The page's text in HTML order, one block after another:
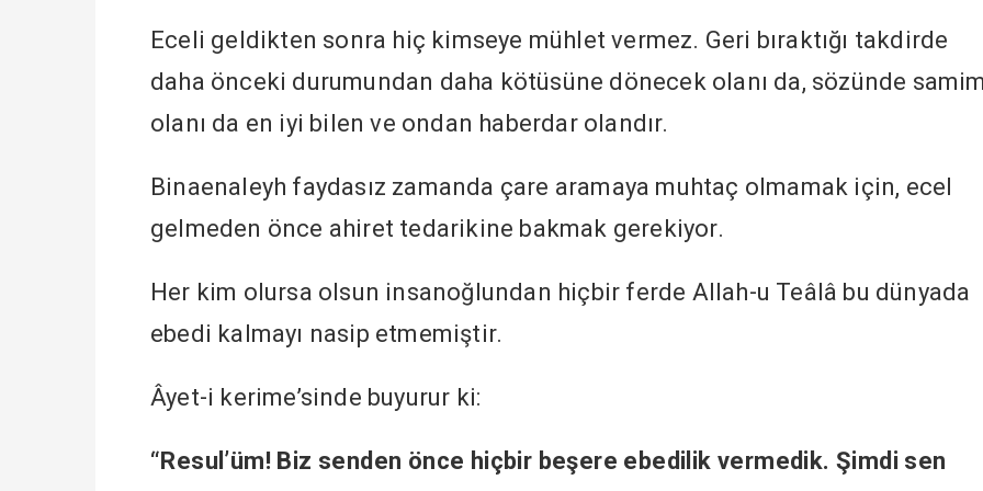
Eceli geldikten sonra hiç kimseye mühlet vermez. Geri bıraktığı takdirde
daha önceki durumundan daha kötüsüne dönecek olanı da, sözünde
olanı da en iyi bilen ve ondan haberdar olandır.
Binaenaleyh faydasız zamanda çare aramaya muhtaç olmamak için, ecel
gelmeden önce ahiret tedarikine bakmak gerekiyor.
Her kim olursa olsun insanoğlundan hiçbir ferde Allah-u Teâlâ bu dünyada
ebedi kalmayı nasip etmemiştir.
Âyet-i kerime’sinde buyurur ki:
“Resul’üm! Biz senden önce hiçbir beşere ebedilik vermedik. Şimdi sen